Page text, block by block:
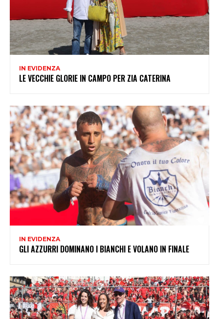
IN EVIDENZA
LE VECCHIE GLORIE IN CAMPO PER ZIA CATERINA
IN EVIDENZA
GLI AZZURRI DOMINANO I BIANCHI E VOLANO IN FINALE